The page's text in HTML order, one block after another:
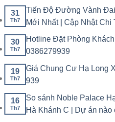
31
Th7
Tiến Độ Đường Vành
Mới Nhất | Cập Nhật Chi
30
Th7
Hotline Đặt Phòng
0386279939
19
Th7
Giá Chung Cư Hạ Long
939
16
Th7
So sánh Noble Palace
Hà Khánh C | Dự án